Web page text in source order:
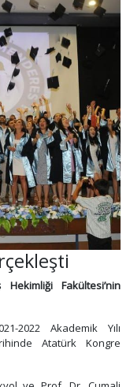
Fakültesi’nin
2022 Akademik Yılı
Atatürk Kongre